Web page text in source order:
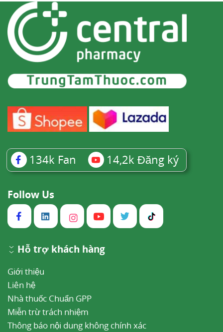
134k Fan 14,2k Đăng ký
Follow Us
Hỗ trợ khách hàng
Giới thiệu
Liên hệ
Nhà thuốc Chuẩn GPP
Miễn trừ trách nhiệm
Thông báo nội dung không chính xác